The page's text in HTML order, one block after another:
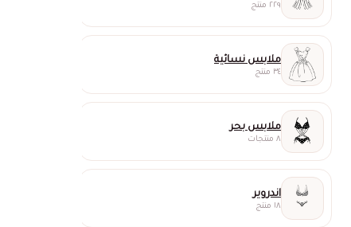
٢٢٩ منتج
ملابس نسائية
٣٤ منتج
ملابس بحر
٨ منتجات
اندروير
١٨ منتج